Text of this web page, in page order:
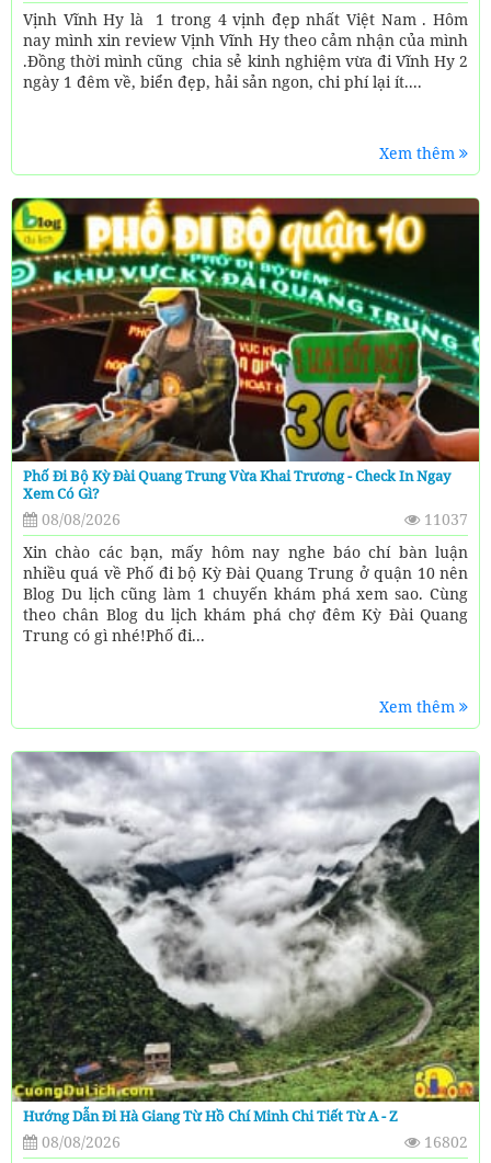
Vịnh Vĩnh Hy là 1 trong 4 vịnh đẹp nhất Việt Nam . Hôm
nay mình xin review Vịnh Vĩnh Hy theo cảm nhận của mình
.Đồng thời mình cũng chia sẻ kinh nghiệm vừa đi Vĩnh Hy 2
ngày 1 đêm về, biển đẹp, hải sản ngon, chi phí lại ít....
Xem thêm
Phố Đi Bộ Kỳ Đài Quang Trung Vừa Khai Trương - Check In Ngay
Xem Có Gì?
08/08/2026
11037
Xin chào các bạn, mấy hôm nay nghe báo chí bàn luận
nhiều quá về Phố đi bộ Kỳ Đài Quang Trung ở quận 10 nên
Blog Du lịch cũng làm 1 chuyến khám phá xem sao. Cùng
theo chân Blog du lịch khám phá chợ đêm Kỳ Đài Quang
Trung có gì nhé!Phố đi...
Xem thêm
Hướng Dẫn Đi Hà Giang Từ Hồ Chí Minh Chi Tiết Từ A - Z
08/08/2026
16802